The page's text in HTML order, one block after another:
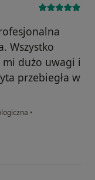
Wszystko
mi dużo uwagi i
przebiegła w
•